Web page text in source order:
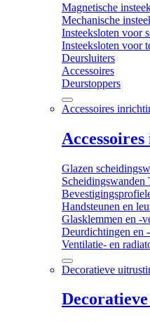
Magnetische
Mechanische
Insteeksloten voor
Insteeksloten voor
Deursluiters
Accessoires
Deurstoppers
Accessoires
Glazen
Handsteunen en
Glasklemmen en -
Deurdichtingen en
Ventilatie- en
Decoratieve